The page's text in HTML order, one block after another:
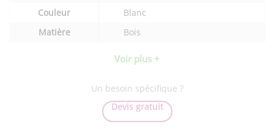
Couleur
Blanc
Matière
Bois
Voir plus +
Un besoin spécifique ?
Devis gratuit